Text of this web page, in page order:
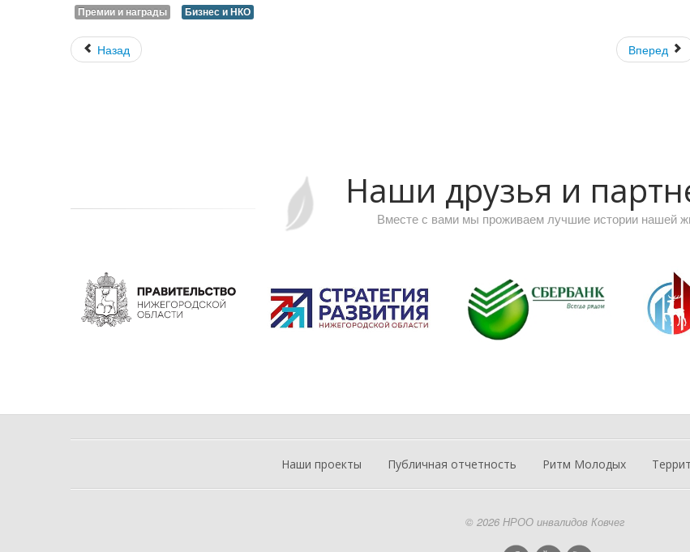
Премии и награды Бизнес и НКО
Назад Вперед
Наши друзья и
Вместе с вами мы проживаем лучшие истории нашей
Наши проекты Публичная отчетность Ритм Молодых
© 2026 НРОО инвалидов Ковчег